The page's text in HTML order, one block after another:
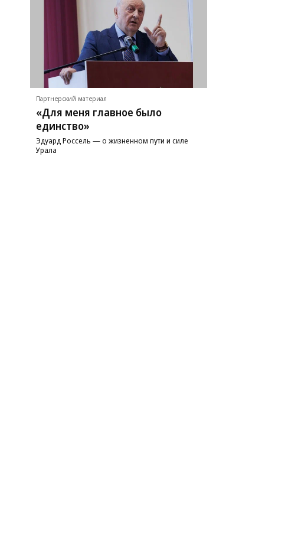
Партнерский материал
«Для меня главное было
единство»
Эдуард Россель — о жизненном пути и силе
Урала